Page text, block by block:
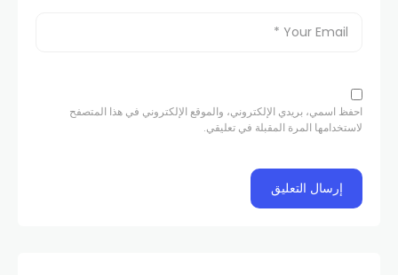
احفظ اسمي، بريدي الإلكتروني، والموقع الإلكتروني في هذا المتصفح
لاستخدامها المرة المقبلة في تعليقي.